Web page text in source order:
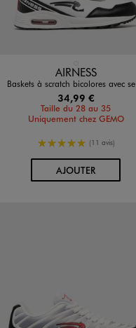
Disponible en 1 coloris
AIRNESS
Baskets à scratch bicolores avec semelle à bulle d’air garçon - Airness
34,99 €
Taille du 28 au 35
Uniquement chez GEMO
5/5 de moyenne
(11 avis)
AJOUTERAU PANIER